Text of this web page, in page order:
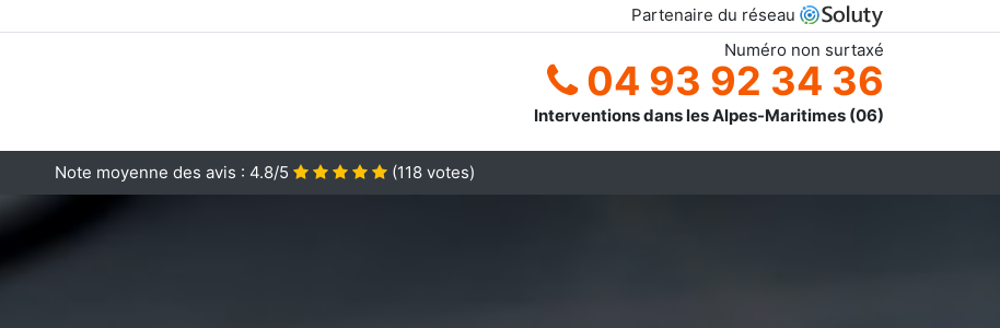
Partenaire du réseau
Numéro non surtaxé
04 93 92 34 36
Interventions dans les Alpes-Maritimes (06)
Note moyenne des avis : 4.8/5 (118 votes)